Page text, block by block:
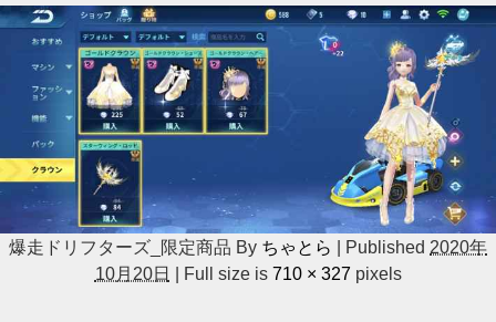
爆走ドリフターズ_限定商品 By ちゃとら Published 2020年
10月20日
Full size is 710 × 327 pixels